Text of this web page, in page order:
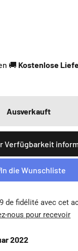
🚚 Kostenlose
Ausverkauft
Verfügbarkeit
In die Wunschliste
de fidélité avec cet
nous pour recevoir
2022